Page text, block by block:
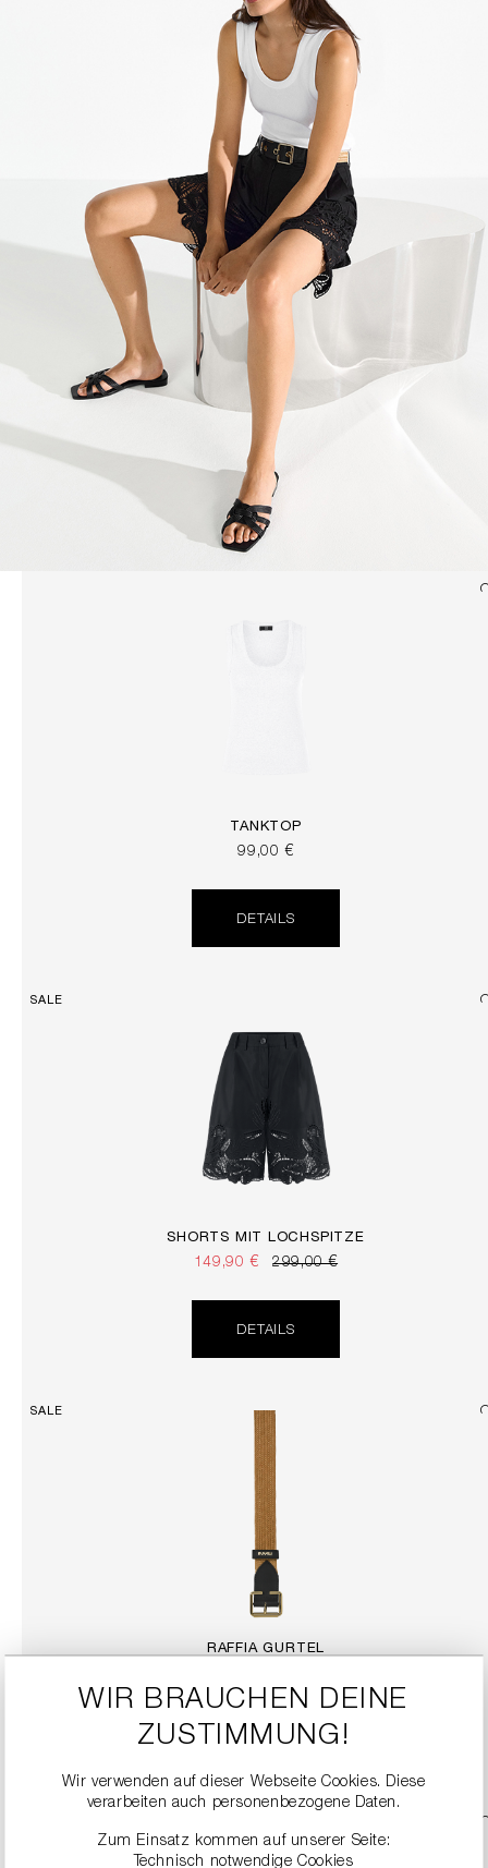
TANKTOP
99,00 €
DETAILS
SALE
SHORTS MIT LOCHSPITZE
149,90 € 299,00 €
DETAILS
SALE
RAFFIA GÜRTEL
DETAILS
WIR BRAUCHEN DEINE
ZUSTIMMUNG!
Wir verwenden auf dieser Webseite Cookies. Diese
verarbeiten auch personenbezogene Daten.
Zum Einsatz kommen auf unserer Seite:
Technisch notwendige Cookies